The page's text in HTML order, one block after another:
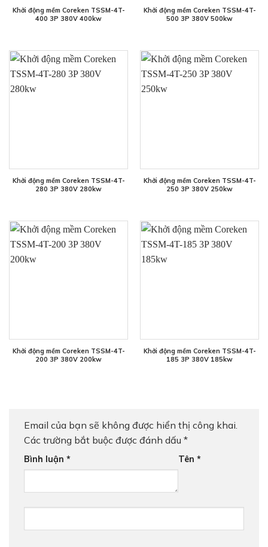
Khởi động mềm Coreken TSSM-4T-
400 3P 380V 400kw
Khởi động mềm Coreken TSSM-4T-
500 3P 380V 500kw
Khởi động mềm Coreken TSSM-4T-
280 3P 380V 280kw
Khởi động mềm Coreken TSSM-4T-
250 3P 380V 250kw
Khởi động mềm Coreken TSSM-4T-
200 3P 380V 200kw
Khởi động mềm Coreken TSSM-4T-
185 3P 380V 185kw
Email của bạn sẽ không được hiển thị công khai.
Các trường bắt buộc được đánh dấu *
Bình luận * Tên *